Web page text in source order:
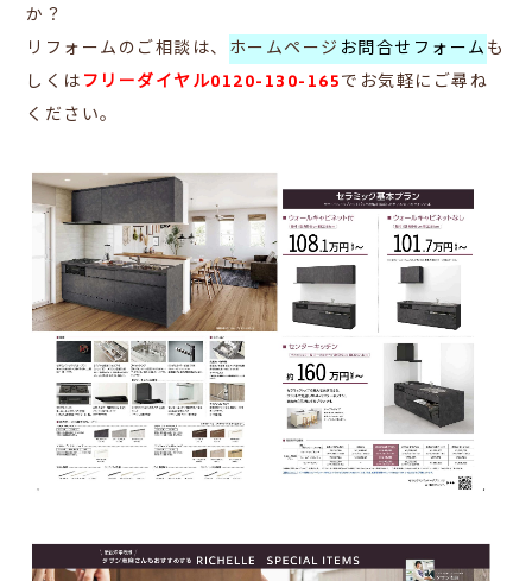
か？
リフォームのご相談は、 ホームページ お問合せフォームも
しくはフリーダイヤル0120-130-165で お気軽にご尋ね
ください。